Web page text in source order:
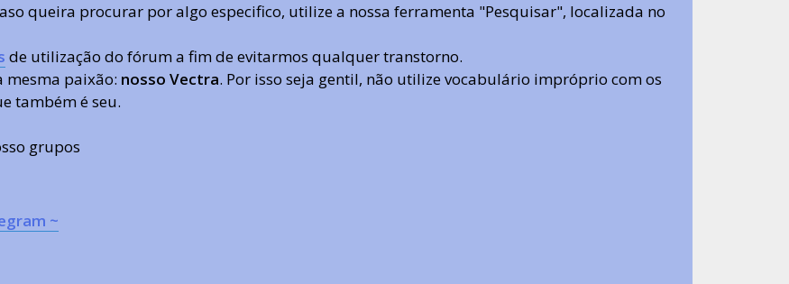
queira procurar por algo especifico, utilize a nossa ferramenta "Pesquisar", localizada no
de utilização do fórum a fim de evitarmos qualquer transtorno.
mesma paixão: nosso Vectra. Por isso seja gentil, não utilize vocabulário impróprio com os
também é seu.
grupos
~